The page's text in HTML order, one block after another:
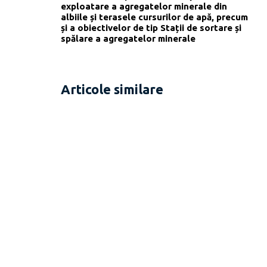
exploatare a agregatelor minerale din
albiile și terasele cursurilor de apă, precum
și a obiectivelor de tip Stații de sortare și
spălare a agregatelor minerale
Articole similare